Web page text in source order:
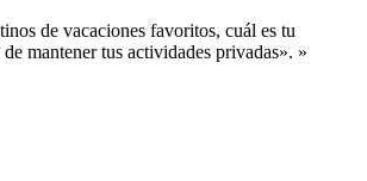
de vacaciones favoritos, cuál es tu
mantener tus actividades privadas». »